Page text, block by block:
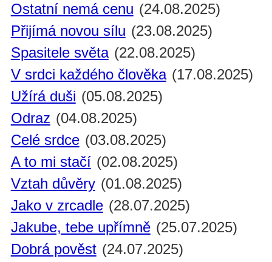
Ostatní nemá cenu (24.08.2025)
Přijímá novou sílu (23.08.2025)
Spasitele světa (22.08.2025)
V srdci každého člověka (17.08.2025)
Užírá duši (05.08.2025)
Odraz (04.08.2025)
Celé srdce (03.08.2025)
A to mi stačí (02.08.2025)
Vztah důvěry (01.08.2025)
Jako v zrcadle (28.07.2025)
Jakube, tebe upřímně (25.07.2025)
Dobrá pověst (24.07.2025)